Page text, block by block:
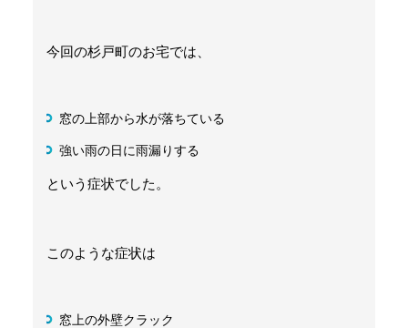
今回の杉戸町のお宅では、
窓の上部から水が落ちている
強い雨の日に雨漏りする
という症状でした。
このような症状は
窓上の外壁クラック